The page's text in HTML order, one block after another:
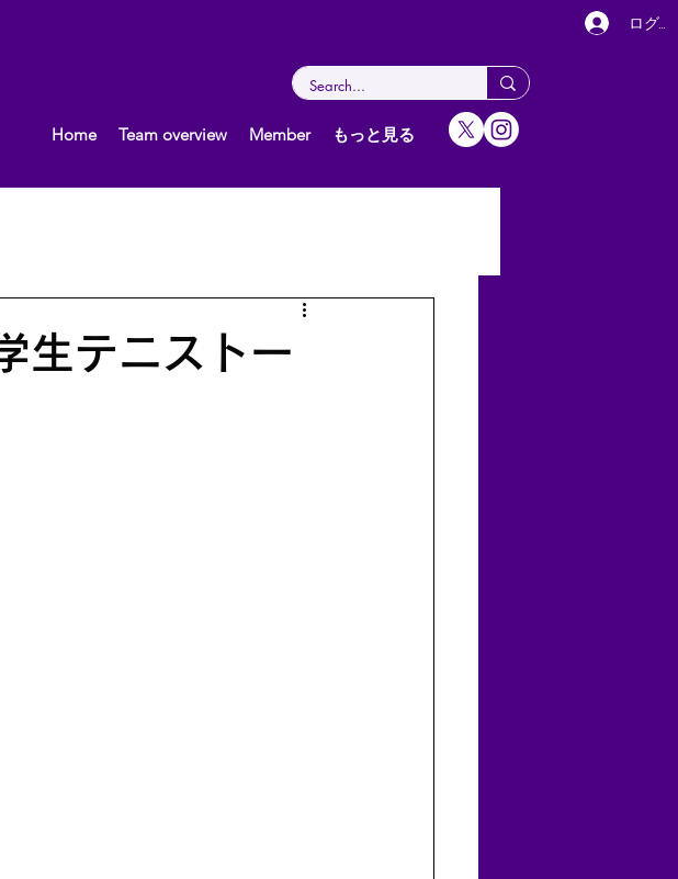
ログ
Home Team overview Member もっと見る
生テニストー